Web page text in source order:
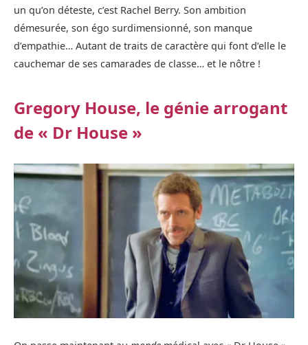
un qu’on déteste, c’est Rachel Berry. Son ambition
démesurée, son égo surdimensionné, son manque
d’empathie… Autant de traits de caractère qui font d’elle le
cauchemar de ses camarades de classe… et le nôtre !
Gregory House, le génie arrogant
de « Dr House »